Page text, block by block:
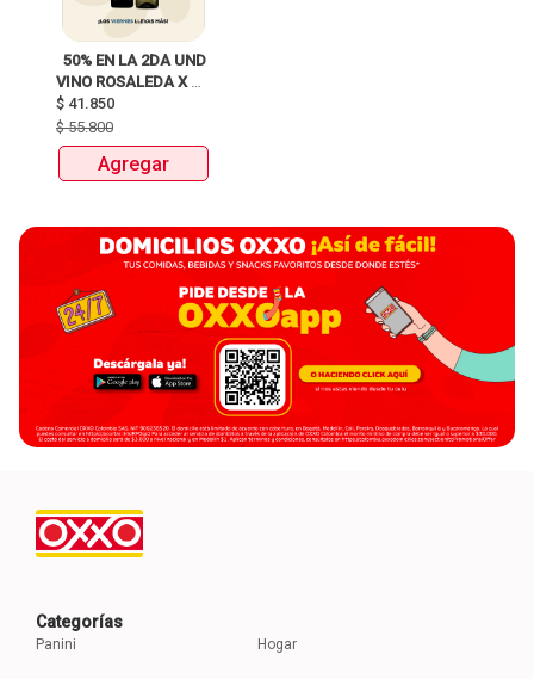
  50% EN LA 2DA UND
VINO ROSALEDA X
750ML
$ 41.850
$55.800
Agregar
Categorías
Panini Hogar